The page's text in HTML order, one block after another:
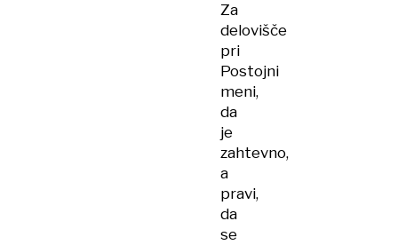
Za
delovišče
pri
Postojni
meni,
da
je
zahtevno,
a
pravi,
da
se